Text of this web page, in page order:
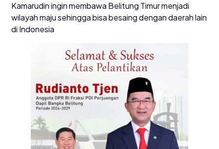
Kamarudin ingin membawa Belitung Timur menjadi
wilayah maju sehingga bisa besaing dengan daerah lain
di Indonesia